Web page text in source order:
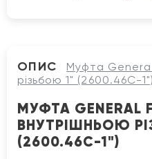
ОПИС
Муфта
різьбою 1" (2600.46C-1")
МУФТА GENERAL
ВНУТРІШНЬОЮ
(2600.46C-1")